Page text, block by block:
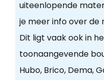
uiteenlopende
je meer info over de
Dit ligt vaak ook in
toonaangevende
Hubo, Brico, Dema,